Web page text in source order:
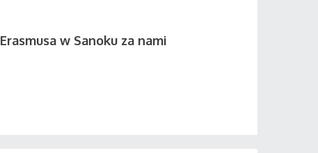
w Sanoku za nami